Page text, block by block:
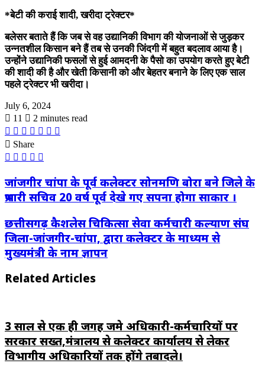
*बेटी की कराई शादी, खरीदा ट्रेक्टर*
बलेसर बताते हैं कि जब से वह उद्यानिकी विभाग की योजनाओं से जुड़कर
उन्नतशील किसान बने हैं तब से उनकी जिंदगी में बहुत बदलाव आया है।
उन्होंने उद्यानिकी फसलों से हुई आमदनी के पैसो का उपयोग करते हुए बेटी
की शादी की है और खेती किसानी को और बेहतर बनाने के लिए एक साल
पहले ट्रेक्टर भी खरीदा।
July 6, 2024
11
2 minutes read
Facebook
X LinkedIn
Pinterest
WhatsApp
Telegram
Share
Facebook
X LinkedIn
WhatsApp
जांजगीर
चांपा
के
कलेक्टर
सोनमणि
बोरा
बने
के
प्रभारी
पूर्व
देखे
गए
सपना
जांजगीर चांपा के पूर्व कलेक्टर सोनमणि बोरा बने जिले के
प्रभारी सचिव 20 वर्ष पूर्व देखे गए सपना होगा साकार ।
छत्तीसगढ़
कैशलेस
चिकित्सा
सेवा
कर्मचारी
कल्याण
संघ
द्वारा
कलेक्टर
के
माध्यम
छत्तीसगढ़ कैशलेस चिकित्सा सेवा कर्मचारी कल्याण संघ
जिला-जांजगीर-चांपा, द्वारा कलेक्टर के माध्यम से
मुख्यमंत्री के नाम ज्ञापन
Related Articles
3 साल से एक ही जगह जमे अधिकारी-कर्मचारियों पर
सरकार सख्त,मंत्रालय से कलेक्टर कार्यालय से लेकर
विभागीय अधिकारियों तक होंगे तबादले।